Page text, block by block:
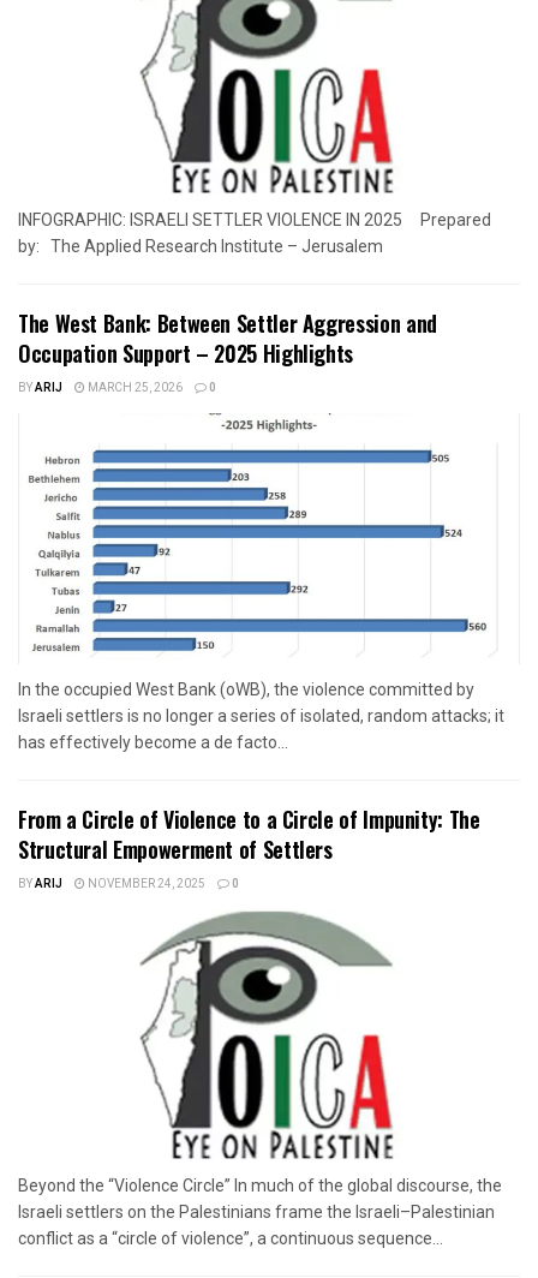
INFOGRAPHIC: ISRAELI SETTLER VIOLENCE IN 2025 Prepared
by: The Applied Research Institute – Jerusalem
The West Bank: Between Settler Aggression and
Occupation Support – 2025 Highlights
BYARIJ MARCH 25, 2026 0
In the occupied West Bank (oWB), the violence committed by
Israeli settlers is no longer a series of isolated, random attacks; it
has effectively become a de facto...
From a Circle of Violence to a Circle of Impunity: The
Structural Empowerment of Settlers
BYARIJ NOVEMBER 24, 2025 0
Beyond the “Violence Circle” In much of the global discourse, the
Israeli settlers on the Palestinians frame the Israeli–Palestinian
conflict as a “circle of violence”, a continuous sequence...